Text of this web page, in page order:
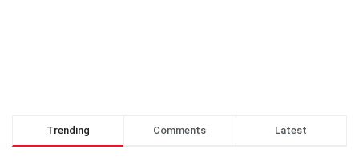
Trending Comments Latest